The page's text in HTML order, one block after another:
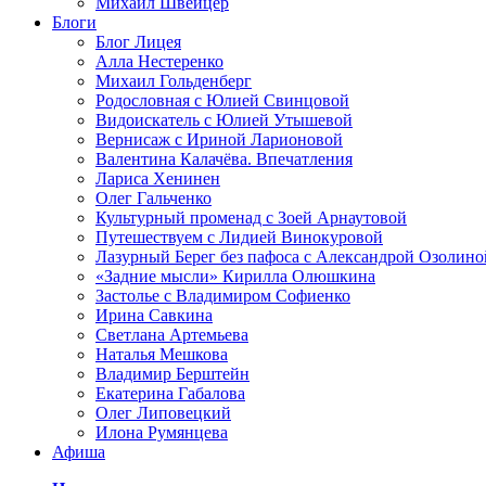
Блоги
Блог Лицея
Алла Нестеренко
Михаил Гольденберг
Родословная с Юлией Свинцовой
Видоискатель с Юлией Утышевой
Вернисаж с Ириной Ларионовой
Валентина Калачёва. Впечатления
Лариса Хенинен
Олег Гальченко
Культурный променад с Зоей Арнаутовой
Путешествуем с Лидией Винокуровой
Лазурный Берег без пафоса с Александрой
«Задние мысли» Кирилла Олюшкина
Застолье с Владимиром Софиенко
Ирина Савкина
Светлана Артемьева
Наталья Мешкова
Владимир Берштейн
Екатерина Габалова
Олег Липовецкий
Илона Румянцева
Афиша